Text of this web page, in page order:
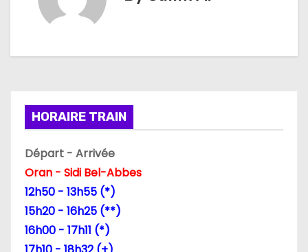
o
n
d
e
HORAIRE TRAIN
Départ - Arrivée
Oran - Sidi Bel-Abbes
12h50 - 13h55 (*)
15h20 - 16h25 (**)
16h00 - 17h11 (*)